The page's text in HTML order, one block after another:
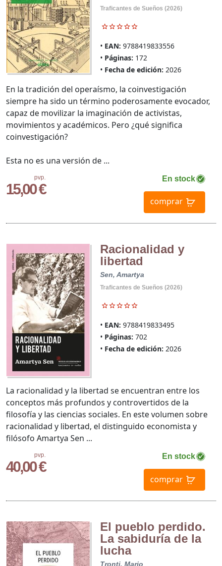
Traficantes de Sueños (2026)
EAN: 9788419833556
Páginas: 172
Fecha de edición: 2026
pvp.
15,00 €
En stock
comprar
En la tradición del operaísmo, la coinvestigación
siempre ha sido un término poderosamente evocador,
capaz de movilizar la imaginación de activistas,
movimientos y académicos. Pero ¿qué significa
coinvestigación?
Esta no es una versión de ...
Racionalidad y
libertad
Sen, Amartya
Traficantes de Sueños (2026)
EAN: 9788419833495
Páginas: 702
Fecha de edición: 2026
pvp.
40,00 €
En stock
comprar
La racionalidad y la libertad se encuentran entre los
conceptos más profundos y controvertidos de la
filosofía y las ciencias sociales. En este volumen sobre
racionalidad y libertad, el distinguido economista y
filósofo Amartya Sen ...
El pueblo perdido.
La sabiduría de la
lucha
Tronti, Mario